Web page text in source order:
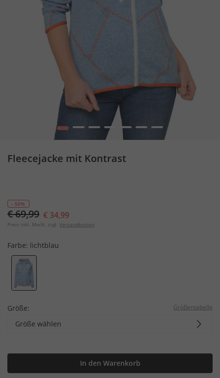
1 2 3 4 5 6 7
Fleecejacke mit Kontrast
- 50%
€ 69,99 € 34,99
Preis inkl. MwSt. zzgl. Versandkosten
Farbe: lichtblau
Größe: Größentabelle
Größe wählen
In den Warenkorb